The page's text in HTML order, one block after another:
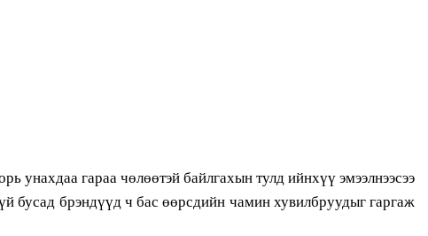
унахдаа гараа чөлөөтэй байлгахын тулд ийнхүү эмээлнээсээ
бусад брэндүүд ч бас өөрсдийн чамин хувилбруудыг гаргаж